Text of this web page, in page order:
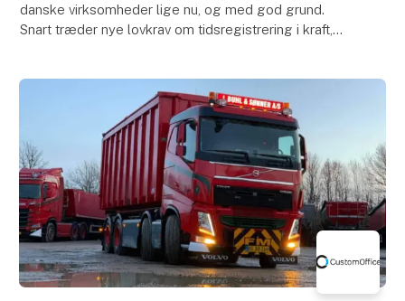
danske virksomheder lige nu, og med god grund.
Snart træder nye lovkrav om tidsregistrering i kraft,